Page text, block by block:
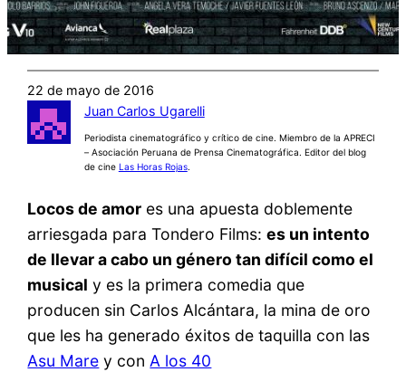
22 de mayo de 2016
Juan Carlos Ugarelli
Periodista cinematográfico y crítico de cine. Miembro de la APRECI
– Asociación Peruana de Prensa Cinematográfica. Editor del blog
de cine Las Horas Rojas.
Locos de amor es una apuesta doblemente
arriesgada para Tondero Films:es un intento
de llevar a cabo un género tan difícil como el
musical y es la primera comedia que
producen sin Carlos Alcántara, la mina de oro
que les ha generado éxitos de taquilla con las
Asu Mare y con A los 40